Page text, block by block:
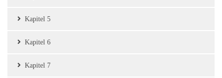
Kapitel 5
Kapitel 6
Kapitel 7